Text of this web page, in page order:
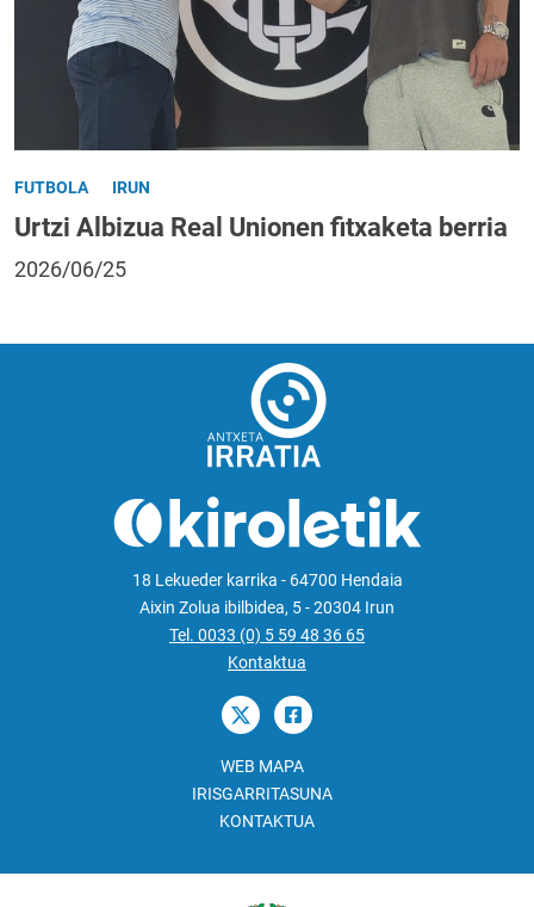
FUTBOLA IRUN
Urtzi Albizua Real Unionen fitxaketa berria
2026/06/25
18 Lekueder karrika - 64700 Hendaia
Aixin Zolua ibilbidea, 5 - 20304 Irun
Tel. 0033 (0) 5 59 48 36 65
Kontaktua
WEB MAPA
IRISGARRITASUNA
KONTAKTUA